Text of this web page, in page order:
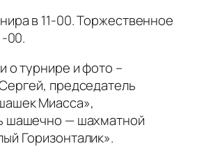
в 11-00. Торжественное
00.
о турнире и фото –
председатель
Миасса»,
шашечно — шахматной
Горизонталик».